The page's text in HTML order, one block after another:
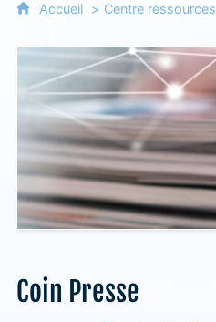
Accueil Centre ressources
Coin Presse